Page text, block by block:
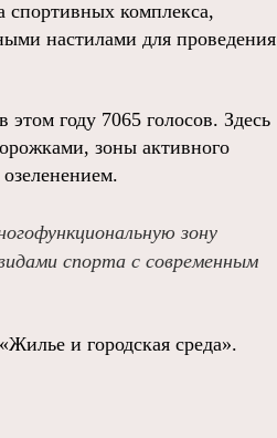
спортивных комплекса,
настилами для проведения
этом году 7065 голосов. Здесь
зоны активного
зону
спорта с современным
и городская среда».